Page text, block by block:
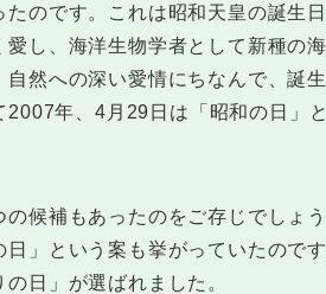
たのです。これは昭和天皇の誕生
愛し、海洋生物学者として新種の
自然への深い愛情にちなんで、誕
2007年、4月29日は「昭和の日」
の候補もあったのをご存じでしょ
日」という案も挙がっていたので
日」が選ばれました。